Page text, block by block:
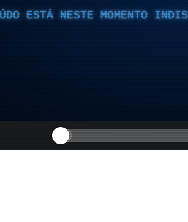
ESTÁ NESTE MOMENTO